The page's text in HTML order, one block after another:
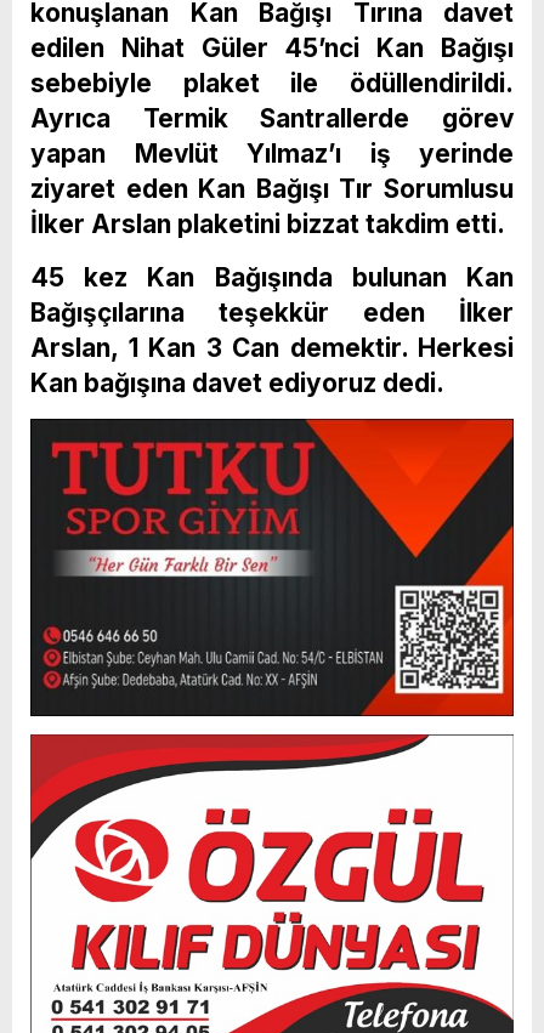
konuşlanan Kan Bağışı Tırına davet
edilen Nihat Güler 45’nci Kan Bağışı
sebebiyle plaket ile ödüllendirildi.
Ayrıca Termik Santrallerde görev
yapan Mevlüt Yılmaz’ı iş yerinde
ziyaret eden Kan Bağışı Tır Sorumlusu
İlker Arslan plaketini bizzat takdim etti.
45 kez Kan Bağışında bulunan Kan
Bağışçılarına teşekkür eden İlker
Arslan, 1 Kan 3 Can demektir. Herkesi
Kan bağışına davet ediyoruz dedi.